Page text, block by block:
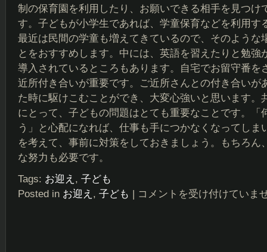
制の保育園を利用したり、お願いできる相手を見つけ
す。子どもが小学生であれば、学童保育などを利用す
最近は民間の学童も増えてきているので、そのような
とをおすすめします。中には、英語を習えたりと勉強
導入されているところもあります。自宅でお留守番を
近所付き合いが重要です。ご近所さんとの付き合いが
た時に駆けこむことができ、大変心強いと思います。
にとって、子どもの問題はとても重要なことです。「
う」と心配になれば、仕事も手につかなくなってしま
を考えて、事前に対策をしておきましょう。もちろん
な努力も必要です。
Tags: お迎え , 子ども
Posted in お迎え , 子ども | 子
コメントを受け付けていま